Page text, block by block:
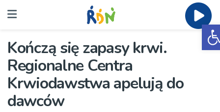
Kończą się zapasy krwi.
Regionalne Centra
Krwiodawstwa apelują do
dawców